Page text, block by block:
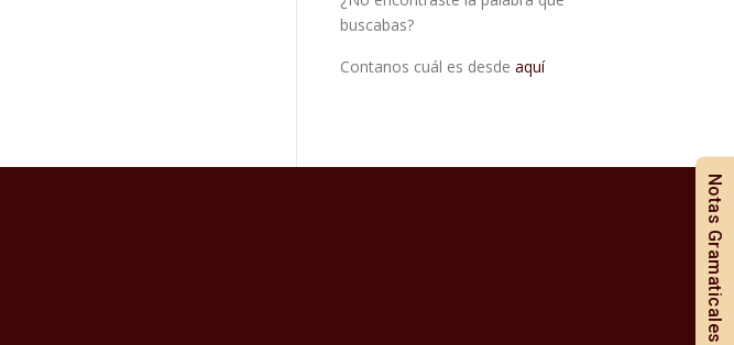
buscabas?
Contanos cuál es desde aquí
Notas Gramaticales